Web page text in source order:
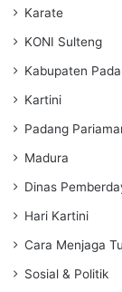
Karate
KONI Sulteng
Kabupaten
Kartini
Padang
Madura
Dinas
Hari Kartini
Cara Menjaga
Sosial & Politik